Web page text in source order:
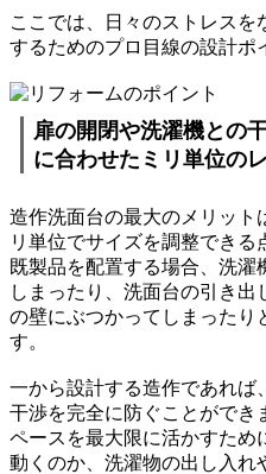
ここでは、日々のストレスを
するためのプロ目線の設計ポ
扉の開閉や洗濯機との
に合わせたミリ単位の
造作洗面台の最大のメリット
リ単位でサイズを調整でき
既製品を配置する場合、洗濯
しまったり、洗面台の引き
の壁にぶつかってしまったり
す。
一から設計する造作であれば
干渉を完全に防ぐことができ
ペースを最大限に活かすため
動くのか、洗濯物の出し入れ